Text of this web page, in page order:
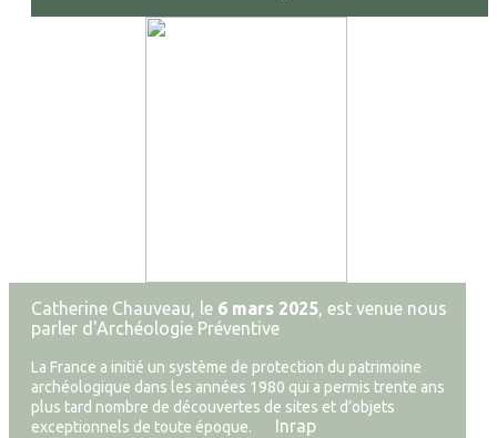
Catherine Chauveau, le 6 mars 2025, est venue nous
parler d'Archéologie Préventive
La France a initié un système de protection du patrimoine
archéologique dans les années 1980 qui a permis trente ans
plus tard nombre de découvertes de sites et d’objets
exceptionnels de toute époque. Inrap